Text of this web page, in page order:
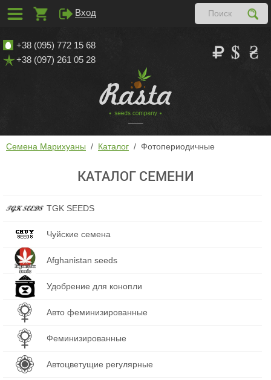
+38 (095) 772 15 68
+38 (097) 261 05 28
Семена Марихуаны Каталог Фотопериодичные
КАТАЛОГ СЕМЕНИ
TGK SEEDS
Чуйские семена
Afghanistan seeds
Удобрение для конопли
Авто феминизированные
Феминизированные
Автоцветущие регулярные
Вход